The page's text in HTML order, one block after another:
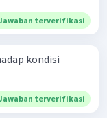
terverifikasi
kondisi
terverifikasi